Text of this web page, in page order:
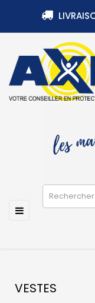
Basculer
☰
VESTES